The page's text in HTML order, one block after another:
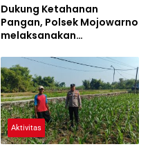
Dukung Ketahanan
Pangan, Polsek Mojowarno
melaksanakan
Jagung
Aktivitas